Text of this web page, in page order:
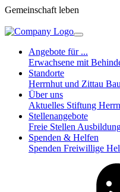
Gemeinschaft leben
Angebote für ...
Erwachsene mit
Standorte
Herrnhut und Zittau
Über uns
Aktuelles Stiftung
Stellenangebote
Freie Stellen
Spenden & Helfen
Spenden Freiwillige